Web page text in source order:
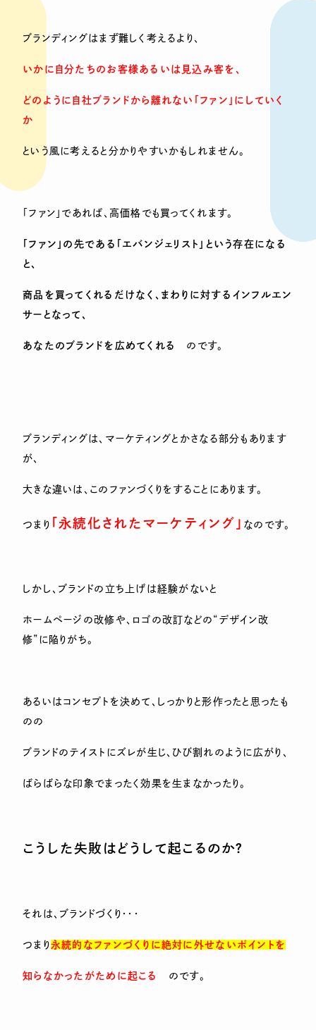
ブランディングはまず難しく考えるより、
いかに自分たちのお客様あるいは見込み客を、
どのように自社ブランドから離れない「ファン」にしていく
か
という風に考えると分かりやすいかもしれません。
「ファン」であれば、高価格でも買ってくれます。
「ファン」の先である「エバンジェリスト」という存在になる
と、
商品を買ってくれるだけなく、まわりに対するインフルエン
サーとなって、
あなたのブランドを広めてくれる のです。
ブランディングは、マーケティングとかさなる部分もあります
が、
大きな違いは、このファンづくりをすることにあります。
つまり 「永続化されたマーケティング」 なのです。
しかし、ブランドの立ち上げは経験がないと
ホームページの改修や、ロゴの改訂などの“デザイン改
修”に陥りがち。
あるいはコンセプトを決めて、しっかりと形作ったと思ったも
のの
ブランドのテイストにズレが生じ、ひび割れのように広がり、
ばらばらな印象でまったく効果を生まなかったり。
こうした失敗はどうして起こるのか？
それは、ブランドづくり・・・
つまり永続的なファンづくりに絶対に外せないポイントを
知らなかったがために起こる のです。